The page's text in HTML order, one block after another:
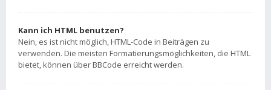
Kann ich HTML benutzen?
Nein, es ist nicht möglich, HTML-Code in Beiträgen zu
verwenden. Die meisten Formatierungsmöglichkeiten, die HTML
bietet, können über BBCode erreicht werden.